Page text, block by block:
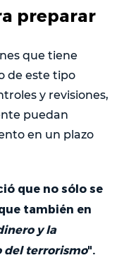
preparar
que tiene
de este tipo
y revisiones,
puedan
en un plazo
que no sólo se
también en
y la
del terrorismo".